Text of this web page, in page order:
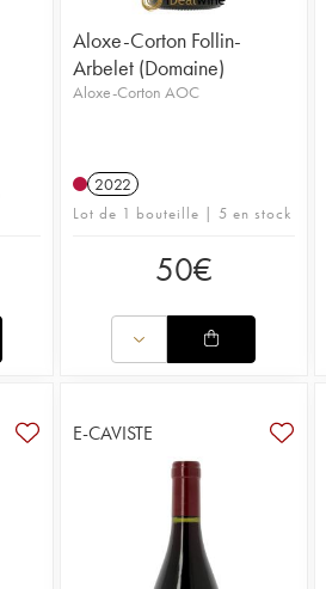
Aloxe-Corton Follin-
Arbelet (Domaine)
Aloxe-Corton AOC
2022
Lot de 1 bouteille | 5 en stock
50€
E-CAVISTE